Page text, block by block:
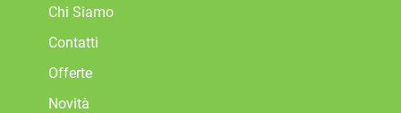
Chi Siamo
Contatti
Offerte
Novità